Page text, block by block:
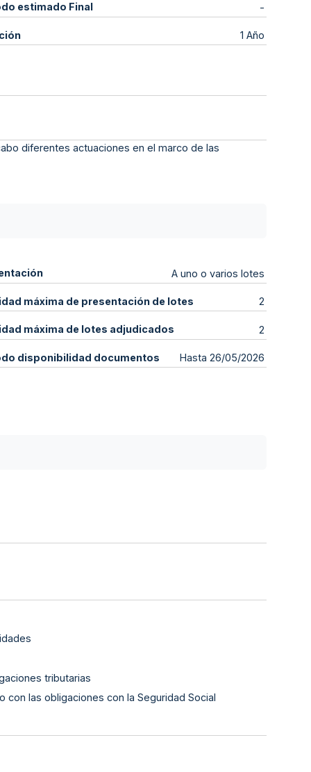
estimado Final -
1 Año
diferentes actuaciones en el marco de las
A uno o varios lotes
máxima de presentación de lotes 2
máxima de lotes adjudicados 2
disponibilidad documentos Hasta 26/05/2026
tributarias
con las obligaciones con la Seguridad Social